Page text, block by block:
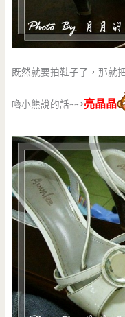
既然就要拍鞋子了，那就
嚕小熊說的話~~>亮晶晶